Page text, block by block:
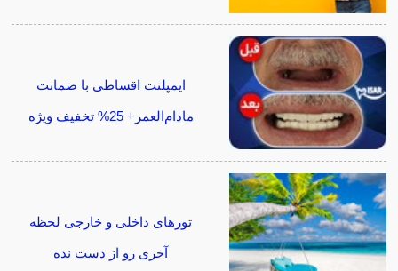
ایمپلنت اقساطی با ضمانت
مادام‌العمر+ 25% تخفیف ویژه
تورهای داخلی و خارجی لحظه
آخری رو از دست نده